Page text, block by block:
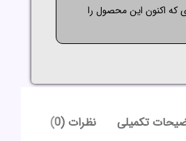
که اکنون این محصول را
تکمیلی
نظرات (0)